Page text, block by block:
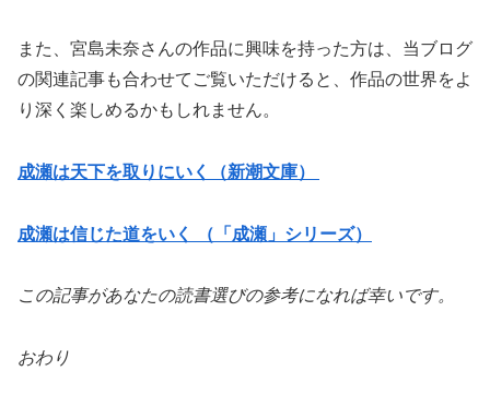
また、宮島未奈さんの作品に興味を持った方は、当ブログ
の関連記事も合わせてご覧いただけると、作品の世界をよ
り深く楽しめるかもしれません。
成瀬は天下を取りにいく（新潮文庫）
成瀬は信じた道をいく （「成瀬」シリーズ）
この記事があなたの読書選びの参考になれば幸いです。
おわり